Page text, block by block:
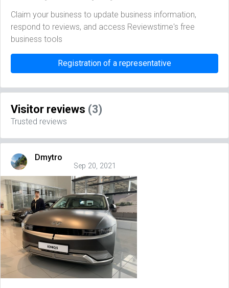
Claim your business to update business information,
respond to reviews, and access Reviewstime's free
business tools
Registration of a representative
Visitor reviews (3)
Trusted reviews
Dmytro
Sep 20, 2021